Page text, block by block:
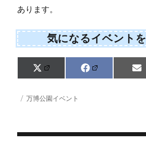
あります。
気になるイベント
Share
on
X
(
w
i
r
Share
on
F
a
E
投 カ
万博公園イベント